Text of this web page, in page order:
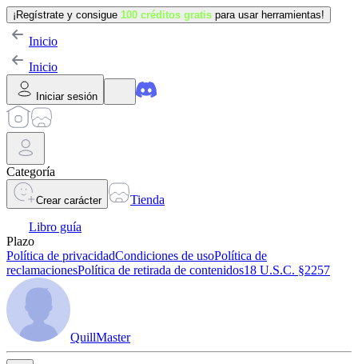
¡Regístrate y consigue 100 créditos gratis para usar herramientas!
Inicio
Inicio
Iniciar sesión
Categoría
Crear carácter
Tienda
Libro guía
Plazo
Política de privacidadCondiciones de usoPolítica de
reclamacionesPolítica de retirada de contenidos18 U.S.C. §2257
QuillMaster